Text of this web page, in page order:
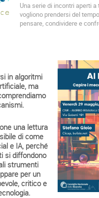
Una serie di incontri aperti
vogliono prendersi del
pensare, condividere e
in algoritmi
ma
una lettura
di come
e IA, perché
si diffondono
strumenti
per un
critico e